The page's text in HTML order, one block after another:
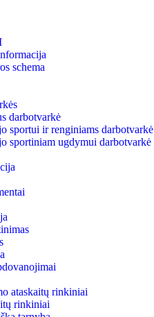
schema
darbotvarkė
sportui ir renginiams darbotvarkė
sportiniam ugdymui darbotvarkė
ataskaitų rinkiniai
rinkiniai